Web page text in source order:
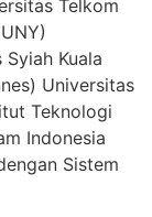
Telkom
Kuala
Universitas
Teknologi
Indonesia
Sistem